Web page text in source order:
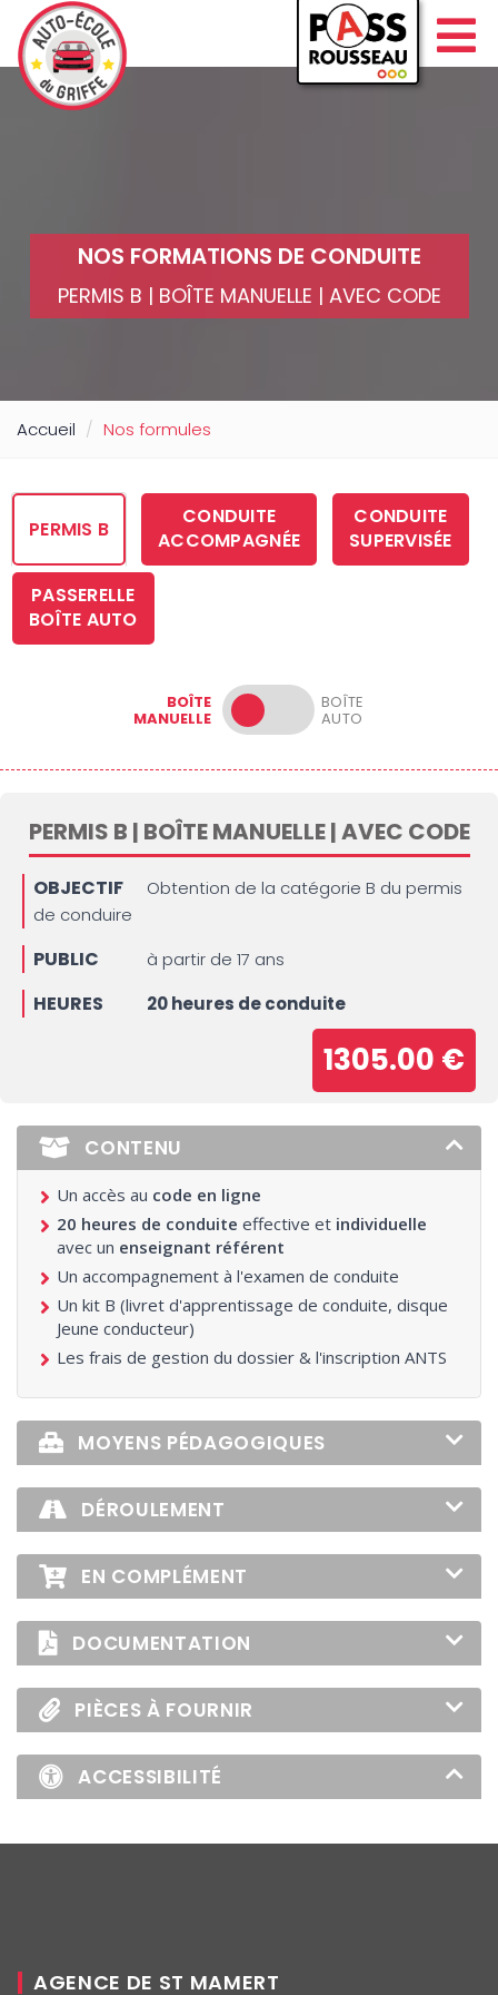
NOS FORMATIONS DE CONDUITE
PERMIS B | BOÎTE MANUELLE | AVEC CODE
Accueil Nos formules
PERMIS B
CONDUITE
ACCOMPAGNÉE
CONDUITE
SUPERVISÉE
PASSERELLE
BOÎTE AUTO
BOÎTE
MANUELLE
BOÎTE
AUTO
PERMIS B | BOÎTE MANUELLE | AVEC CODE
OBJECTIF
Obtention de la catégorie B du permis
de conduire
PUBLIC à partir de 17 ans
HEURES 20 heures de conduite
1305.00 €
CONTENU
Un accès au code en ligne
20 heures de conduite effective et individuelle
avec un enseignant référent
Un accompagnement à l'examen de conduite
Un kit B (livret d'apprentissage de conduite, disque
Jeune conducteur)
Les frais de gestion du dossier & l'inscription ANTS
MOYENS PÉDAGOGIQUES
DÉROULEMENT
EN COMPLÉMENT
DOCUMENTATION
PIÈCES À FOURNIR
ACCESSIBILITÉ
AGENCE DE ST MAMERT